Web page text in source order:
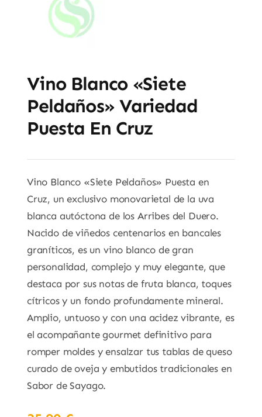
Vino Blanco «Siete
Peldaños» Variedad
Puesta En Cruz
Vino Blanco «Siete Peldaños» Puesta en
Cruz, un exclusivo monovarietal de la uva
blanca autóctona de los Arribes del Duero.
Nacido de viñedos centenarios en bancales
graníticos, es un vino blanco de gran
personalidad, complejo y muy elegante, que
destaca por sus notas de fruta blanca, toques
cítricos y un fondo profundamente mineral.
Amplio, untuoso y con una acidez vibrante, es
el acompañante gourmet definitivo para
romper moldes y ensalzar tus tablas de queso
curado de oveja y embutidos tradicionales en
Sabor de Sayago.